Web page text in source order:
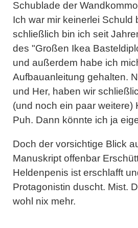
Schublade der
Ich war mir keinerlei Schuld
schließlich bin ich seit
des "Großen Ikea
und außerdem habe ich
Aufbauanleitung gehalten.
und Her, haben wir
(und noch ein paar weitere)
Puh. Dann könnte ich ja
Doch der vorsichtige Blick
Manuskript offenbar
Heldenpenis ist erschlafft
Protagonistin duscht. Mist.
wohl nix mehr.